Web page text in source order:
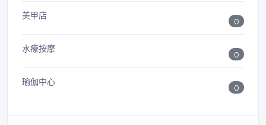
美甲店
0
水療按摩
0
瑜伽中心
0